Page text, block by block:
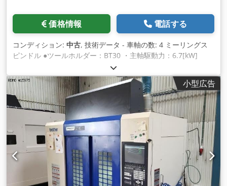
価格情報 電話する
コンディション: 中古, 技術データ - 車軸の数: 4 ミーリングス
ピンドル ●ツールホルダー：BT30 ・主軸駆動力：6.7[kW]
Dwodpfjvt Eifsx Acqsa ・主軸回転数：10,000[rpm] 直線軸 -
移動 X/Y/Z 軸: 700 x 400 x 300 [mm] ・早送り速度(X/Y/Z)：50
/ 50 /56 [m/min] ・送り速度(X/Y/Z)：1～30[m/min] ・テーブ
ルから主軸先端までの距離：330～630[mm] ツールチェンジャ
ー - ツールチェンジャータイプ：パラプルイ - マガジン内のツ
ール数: 21 ・工具交換時間：0.8[秒] テーブル ●テーブルサイ
ズ：800×400[mm] ・テーブル耐荷重：250[kg] 電力供給 - 電
源電圧：220[V] - 合計ドライブ: 9.5 [kVA] 重量と寸法 - 必要ス
ペース：2,050×2,220[mm] ●機高：2,497[mm] ●機体重量：
2,400[kg] 付属品 - コントロール: Brother CNC-C00 - インター
フェース: イーサネット/USB - 電子ハンドル - 分割ヘッドタイ
プ: 4e ax CNC 統合 ・クーラントタンク * 高圧ポンプ付き - 内
小型広告